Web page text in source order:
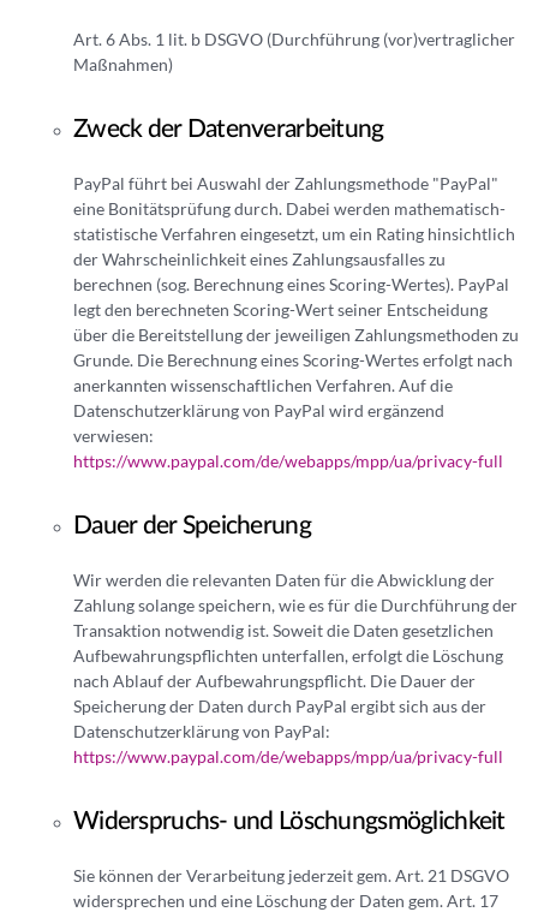
Art. 6 Abs. 1 lit. b DSGVO (Durchführung (vor)vertraglicher
Maßnahmen)
Zweck der Datenverarbeitung
PayPal führt bei Auswahl der Zahlungsmethode "PayPal"
eine Bonitätsprüfung durch. Dabei werden mathematisch-
statistische Verfahren eingesetzt, um ein Rating hinsichtlich
der Wahrscheinlichkeit eines Zahlungsausfalles zu
berechnen (sog. Berechnung eines Scoring-Wertes). PayPal
legt den berechneten Scoring-Wert seiner Entscheidung
über die Bereitstellung der jeweiligen Zahlungsmethoden zu
Grunde. Die Berechnung eines Scoring-Wertes erfolgt nach
anerkannten wissenschaftlichen Verfahren. Auf die
Datenschutzerklärung von PayPal wird ergänzend
verwiesen:
https://www.paypal.com/de/webapps/mpp/ua/privacy-full
Dauer der Speicherung
Wir werden die relevanten Daten für die Abwicklung der
Zahlung solange speichern, wie es für die Durchführung der
Transaktion notwendig ist. Soweit die Daten gesetzlichen
Aufbewahrungspflichten unterfallen, erfolgt die Löschung
nach Ablauf der Aufbewahrungspflicht. Die Dauer der
Speicherung der Daten durch PayPal ergibt sich aus der
Datenschutzerklärung von PayPal:
https://www.paypal.com/de/webapps/mpp/ua/privacy-full
Widerspruchs- und Löschungsmöglichkeit
Sie können der Verarbeitung jederzeit gem. Art. 21 DSGVO
widersprechen und eine Löschung der Daten gem. Art. 17